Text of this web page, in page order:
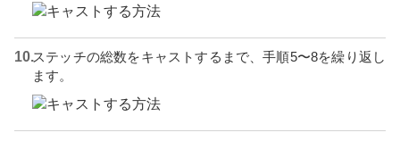
ステッチの総数をキャストするまで、手順5〜8を繰り返し
ます。